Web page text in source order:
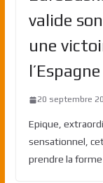
valide
une
l’Espagne
20 septembre
Epique,
sensationnel,
prendre la forme